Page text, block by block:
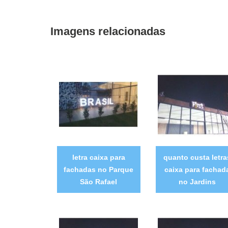
Imagens relacionadas
letra caixa para
fachadas no Parque
São Rafael
quanto custa
caixa para
no Jardins